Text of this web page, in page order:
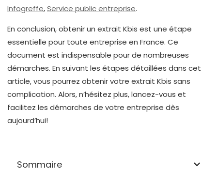
Infogreffe,Service public entreprise.
En conclusion, obtenir un extrait Kbis est une étape
essentielle pour toute entreprise en France. Ce
document est indispensable pour de nombreuses
démarches. En suivant les étapes détaillées dans cet
article, vous pourrez obtenir votre extrait Kbis sans
complication. Alors, n’hésitez plus, lancez-vous et
facilitez les démarches de votre entreprise dès
aujourd’hui!
Sommaire